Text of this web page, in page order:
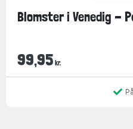
Blomster i Venedig -
99,95 kr.